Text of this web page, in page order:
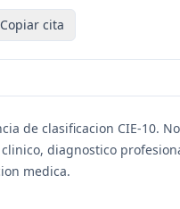
Copiar cita
de clasificacion CIE-10.
diagnostico
medica.